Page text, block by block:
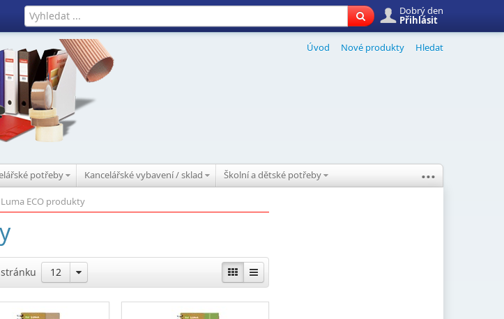
Dobrý den
Přihlásit
Úvod Nové produkty Hledat
potřeby Kancelářské vybavení / sklad Školní a dětské potřeby ...
Luma ECO produkty
12